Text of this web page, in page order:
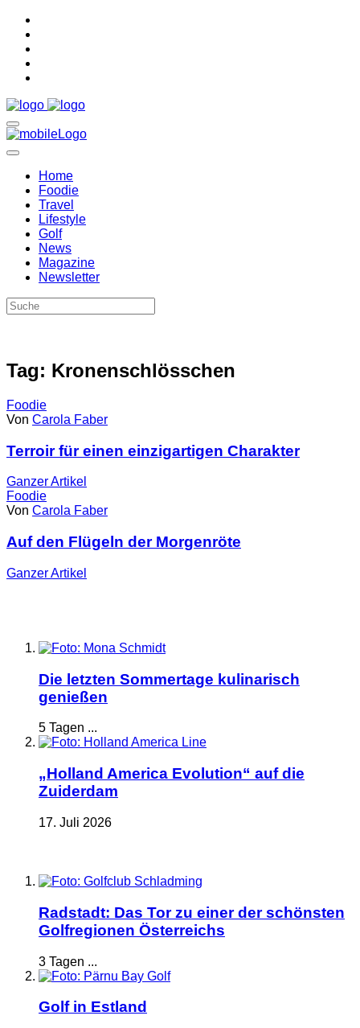
Home
Foodie
Travel
Lifestyle
Golf
News
Magazine
Newsletter
Tag: Kronenschlösschen
Foodie
Von Carola Faber
Terroir für einen einzigartigen Charakter
GanzerArtikel
Foodie
Von Carola Faber
Auf den Flügeln der Morgenröte
GanzerArtikel
Die letzten Sommertage kulinarisch
genießen
5 Tagen ...
„Holland America Evolution“ auf die
Zuiderdam
17. Juli 2026
Radstadt: Das Tor zu einer der schönsten
Golfregionen Österreichs
3 Tagen ...
Golf in Estland